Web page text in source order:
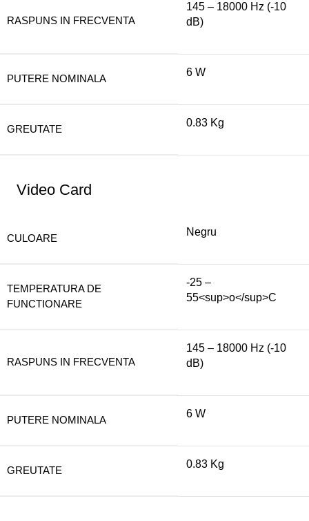
RASPUNS IN FRECVENTA
145 – 18000 Hz (-10
dB)
PUTERE NOMINALA
6 W
GREUTATE
0.83 Kg
Video Card
CULOARE
Negru
TEMPERATURA DE
FUNCTIONARE
-25 –
55<sup>o</sup>C
RASPUNS IN FRECVENTA
145 – 18000 Hz (-10
dB)
PUTERE NOMINALA
6 W
GREUTATE
0.83 Kg